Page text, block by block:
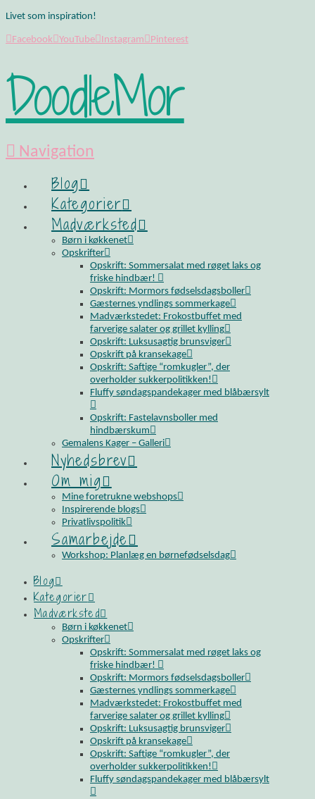
Livet som inspiration!
Facebook YouTube Instagram Pinterest
DoodleMor
Navigation
Blog
Kategorier
Madværksted
Børn i køkkenet
Opskrifter
Opskrift: Sommersalat med røget laks og
friske hindbær!
Opskrift: Mormors fødselsdagsboller
Gæsternes yndlings sommerkage
Madværkstedet: Frokostbuffet med
farverige salater og grillet kylling
Opskrift: Luksusagtig brunsviger
Opskrift på kransekage
Opskrift: Saftige “romkugler”, der
overholder sukkerpolitikken!
Fluffy søndagspandekager med blåbærsylt
Opskrift: Fastelavnsboller med
hindbærskum
Gemalens Kager – Galleri
Nyhedsbrev
Om mig
Mine foretrukne webshops
Inspirerende blogs
Privatlivspolitik
Samarbejde
Workshop: Planlæg en børnefødselsdag
Blog
Kategorier
Madværksted
Børn i køkkenet
Opskrifter
Opskrift: Sommersalat med røget laks og
friske hindbær!
Opskrift: Mormors fødselsdagsboller
Gæsternes yndlings sommerkage
Madværkstedet: Frokostbuffet med
farverige salater og grillet kylling
Opskrift: Luksusagtig brunsviger
Opskrift på kransekage
Opskrift: Saftige “romkugler”, der
overholder sukkerpolitikken!
Fluffy søndagspandekager med blåbærsylt